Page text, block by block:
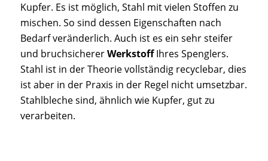
Kupfer. Es ist möglich, Stahl mit vielen Stoffen zu
mischen. So sind dessen Eigenschaften nach
Bedarf veränderlich. Auch ist es ein sehr steifer
und bruchsichererWerkstoffIhres Spenglers.
Stahl ist in der Theorie vollständig recyclebar, dies
ist aber in der Praxis in der Regel nicht umsetzbar.
Stahlbleche sind, ähnlich wie Kupfer, gut zu
verarbeiten.